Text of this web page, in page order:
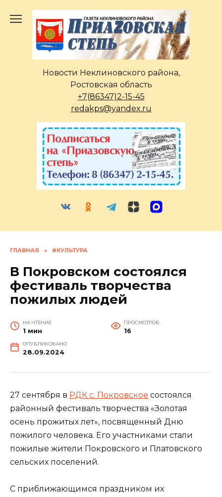
содержанию
Новости Неклиновского района,
Ростовская область
+7(86347)2-15-45
redakps@yandex.ru
ГЛАВНАЯ » #КУЛЬТУРА
В Покровском состоялся
фестиваль творчества
пожилых людей
НА ЧТЕНИЕ
1 мин
ПРОСМОТРОВ
16
ОПУБЛИКОВАНО
28.09.2024
27 сентября в РДК с. Покровское состоялся
районный фестиваль творчества «Золотая
осень прожитых лет», посвященный Дню
пожилого человека. Его участниками стали
пожилые жители Покровского и Платовского
сельских поселений.
С приближающимся праздником их